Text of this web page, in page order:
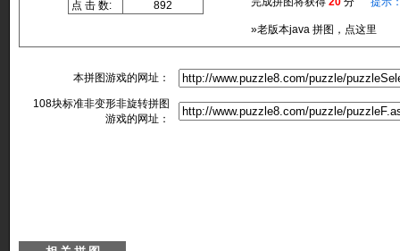
点 击 数:
892
»老版本java 拼图，点这里
本拼图游戏的网址：
108块标准非变形非旋转拼图
游戏的网址：